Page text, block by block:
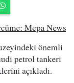
Mepa News
önemli
petrol tankeri
açıkladı.